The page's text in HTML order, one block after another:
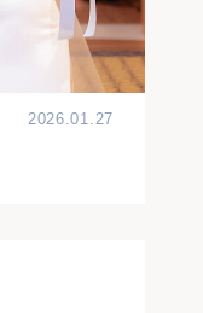
2026.01.27